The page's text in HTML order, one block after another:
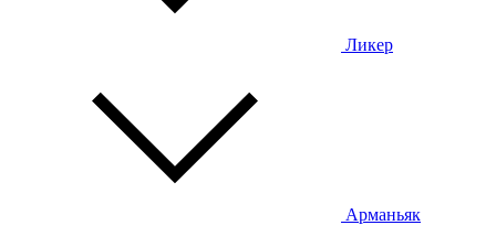
Ликер
Арманьяк